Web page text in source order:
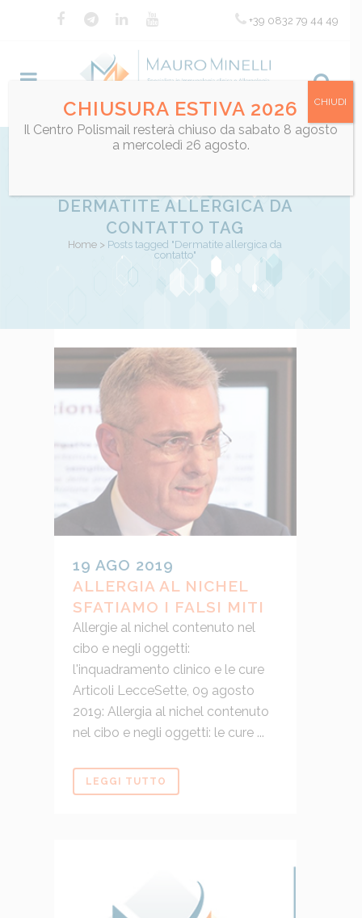
+39 0832 79 44 49
DERMATITE ALLERGICA DA
CONTATTO TAG
Home > Posts tagged "Dermatite allergica da
contatto"
19 AGO 2019
ALLERGIA AL NICHEL
SFATIAMO I FALSI MITI
Allergie al nichel contenuto nel
cibo e negli oggetti:
l'inquadramento clinico e le cure
Articoli LecceSette, 09 agosto
2019: Allergia al nichel contenuto
nel cibo e negli oggetti: le cure ...
LEGGI TUTTO
CHIUSURA ESTIVA 2026
Il Centro Polismail resterà chiuso da sabato 8 agosto
a mercoledì 26 agosto.
CHIUDI